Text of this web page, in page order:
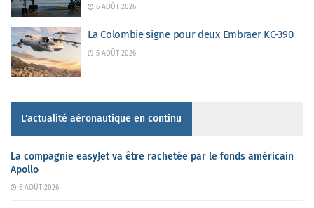
6 AOÛT 2026
La Colombie signe pour deux Embraer KC-390
5 AOÛT 2026
L'actualité aéronautique en continu
La compagnie easyJet va être rachetée par le fonds américain
Apollo
6 AOÛT 2026